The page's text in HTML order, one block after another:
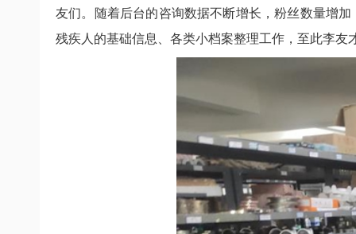
友们。随着后台的咨询数据不断增长，粉丝数量增
残疾人的基础信息、各类小档案整理工作，至此李友